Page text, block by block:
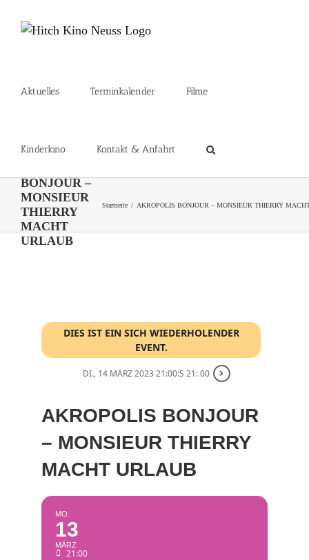
Inhalt
Aktuelles Terminkalender Filme
Kinderkino Kontakt & Anfahrt
BONJOUR –
MONSIEUR
THIERRY
MACHT
URLAUB
Startseite AKROPOLIS BONJOUR – MONSIEUR THIERRY
DIES IST EIN SICH WIEDERHOLENDER
EVENT.
DI., 14 MÄRZ 2023 21:00:S 21: 00
AKROPOLIS BONJOUR
– MONSIEUR THIERRY
MACHT URLAUB
MO.
13
MÄRZ
21:00